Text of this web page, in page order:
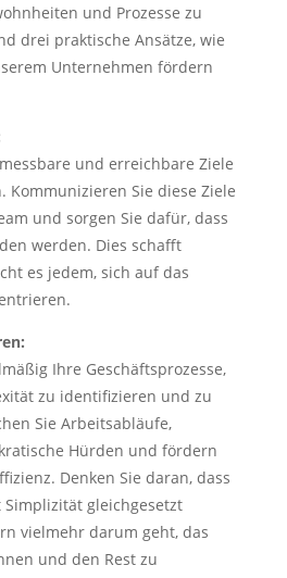
und Prozesse zu
drei praktische Ansätze, wie
Unternehmen fördern
und erreichbare Ziele
Sie diese Ziele
und sorgen Sie dafür, dass
werden. Dies schafft
es jedem, sich auf das
Ihre Geschäftsprozesse,
zu identifizieren und zu
Sie Arbeitsabläufe,
Hürden und fördern
Denken Sie daran, dass
gleichgesetzt
vielmehr darum geht, das
und den Rest zu